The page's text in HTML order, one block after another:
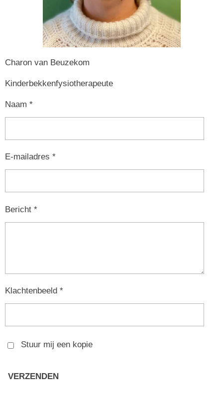
Charon van Beuzekom
Kinderbekkenfysiotherapeute
Naam *
E-mailadres *
Bericht *
Klachtenbeeld *
Stuur mij een kopie
VERZENDEN